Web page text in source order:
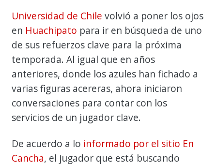
Universidad de Chile volvió a poner los ojos
en Huachipato para ir en búsqueda de uno
de sus refuerzos clave para la próxima
temporada. Al igual que en años
anteriores, donde los azules han fichado a
varias figuras acereras, ahora iniciaron
conversaciones para contar con los
servicios de un jugador clave.
De acuerdo a lo informado por el sitio En
Cancha, el jugador que está buscando